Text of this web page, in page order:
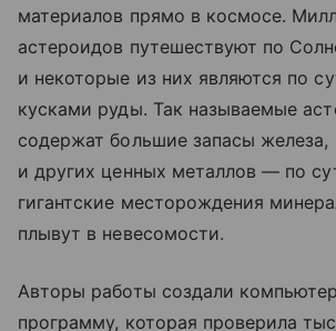
материалов прямо в космосе.
астероидов путешествуют по
и некоторые из них являются по
кусками руды. Так называемые
содержат большие запасы железа,
и других ценных металлов — по
гигантские месторождения
плывут в невесомости.
Авторы работы создали
программу, которая проверила